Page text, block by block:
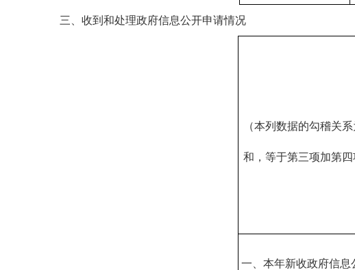
三、收到和处理政府信息公开申请情况
（本列数据的勾稽关
和，等于第三项加第四
一、本年新收政府信息